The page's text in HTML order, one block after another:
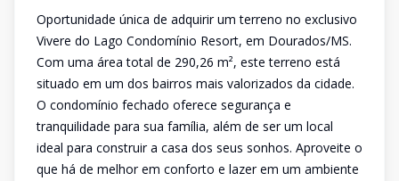
Oportunidade única de adquirir um terreno no exclusivo
Vivere do Lago Condomínio Resort, em Dourados/MS.
Com uma área total de 290,26 m², este terreno está
situado em um dos bairros mais valorizados da cidade.
O condomínio fechado oferece segurança e
tranquilidade para sua família, além de ser um local
ideal para construir a casa dos seus sonhos. Aproveite o
que há de melhor em conforto e lazer em um ambiente